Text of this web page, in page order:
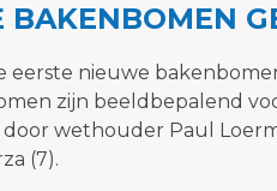
BAKENBOMEN
eerste nieuwe
zijn beeldbepalend
wethouder Paul
(7).